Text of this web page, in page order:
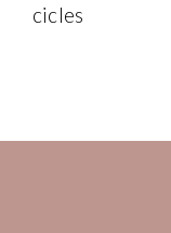
cicles